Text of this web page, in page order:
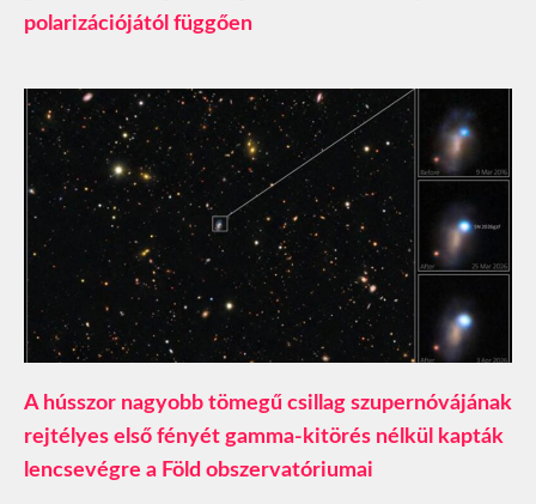
polarizációjától függően
A hússzor nagyobb tömegű csillag szupernóvájának
rejtélyes első fényét gamma-kitörés nélkül kapták
lencsevégre a Föld obszervatóriumai